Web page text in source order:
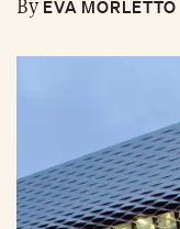
ByEVA MORLETTO